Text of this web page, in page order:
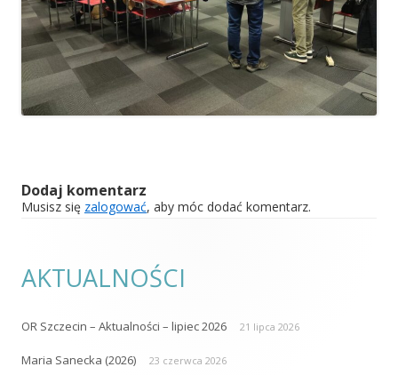
Dodaj komentarz
Musisz się zalogować, aby móc dodać komentarz.
AKTUALNOŚCI
OR Szczecin – Aktualności – lipiec 2026 21 lipca 2026
Maria Sanecka (2026) 23 czerwca 2026